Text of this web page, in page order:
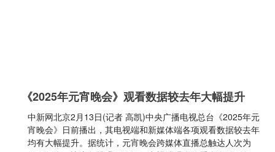
《2025年元宵晚会》观看数据较去年大幅提升
中新网北京2月13日(记者 高凯)中央广播电视总台《2025年元
宵晚会》日前播出，其电视端和新媒体端各项观看数据较去年
均有大幅提升。据统计，元宵晚会跨媒体直播总触达人次为